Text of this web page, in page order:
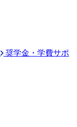
奨学金・学費サポ